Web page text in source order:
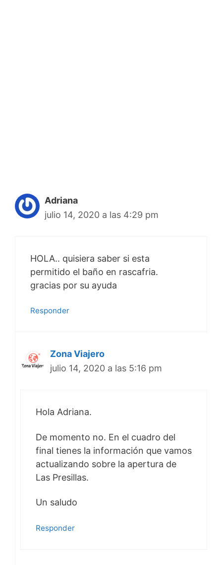
Adriana
julio 14, 2020 a las 4:29 pm
HOLA.. quisiera saber si esta
permitido el baño en rascafria.
gracias por su ayuda
Responder
Zona Viajero
julio 14, 2020 a las 5:16 pm
Hola Adriana.
De momento no. En el cuadro del
final tienes la información que vamos
actualizando sobre la apertura de
Las Presillas.
Un saludo
Responder